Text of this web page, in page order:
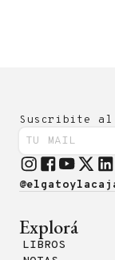
Suscribite al
Explorá
LIBROS